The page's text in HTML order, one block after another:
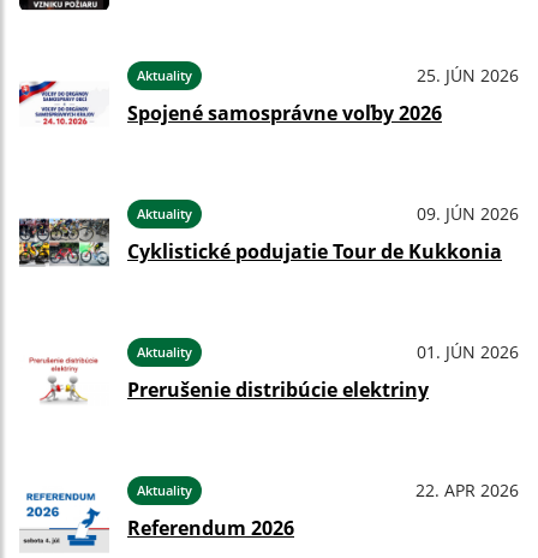
Aktuality 25. JÚN 2026
Spojené samosprávne voľby 2026
Aktuality 09. JÚN 2026
Cyklistické podujatie Tour de Kukkonia
Aktuality 01. JÚN 2026
Prerušenie distribúcie elektriny
Aktuality 22. APR 2026
Referendum 2026